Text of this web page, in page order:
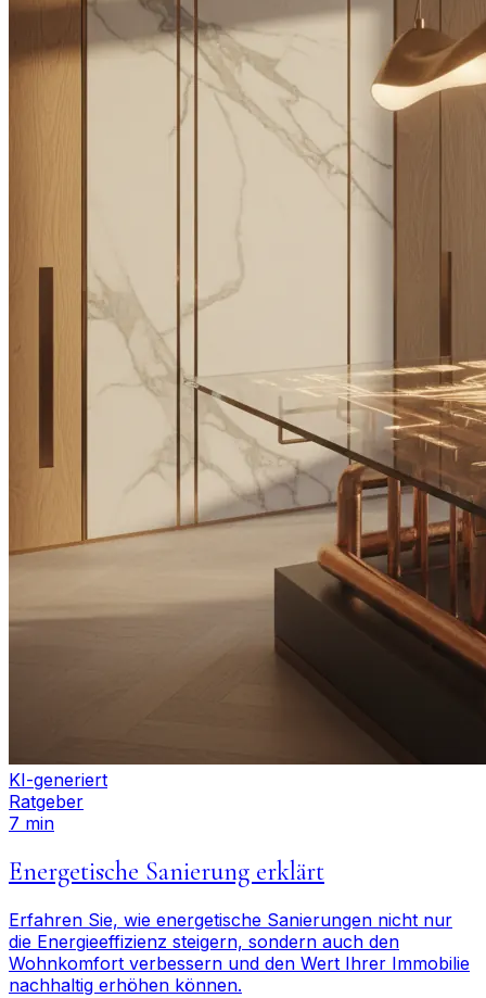
KI-generiert
Ratgeber
7 min
Energetische Sanierung erklärt
Erfahren Sie, wie energetische Sanierungen nicht nur
die Energieeffizienz steigern, sondern auch den
Wohnkomfort verbessern und den Wert Ihrer Immobilie
nachhaltig erhöhen können.